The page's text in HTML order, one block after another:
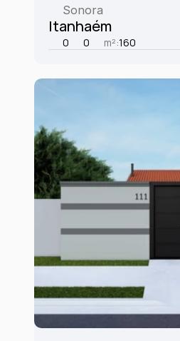
Sonora
Itanhaém
0 0 m²:160